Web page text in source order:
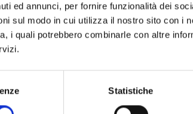
ed annunci, per fornire funzionalità dei
sul modo in cui utilizza il nostro sito con i
i quali potrebbero combinarle con altre
Statistiche
tramite il
, ma che necessita di azioni concrete,
progetti innovativi
e sostenibile del territorio.
alcuni) hanno consentito alComune di
Gherardesca
, mentre il Comune di